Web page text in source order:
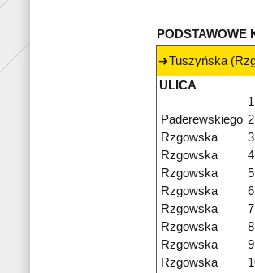
PODSTAWOWE
Tuszyńska
ULICA
Paderewskiego
Rzgowska
Rzgowska
Rzgowska
Rzgowska
Rzgowska
Rzgowska
Rzgowska
Rzgowska